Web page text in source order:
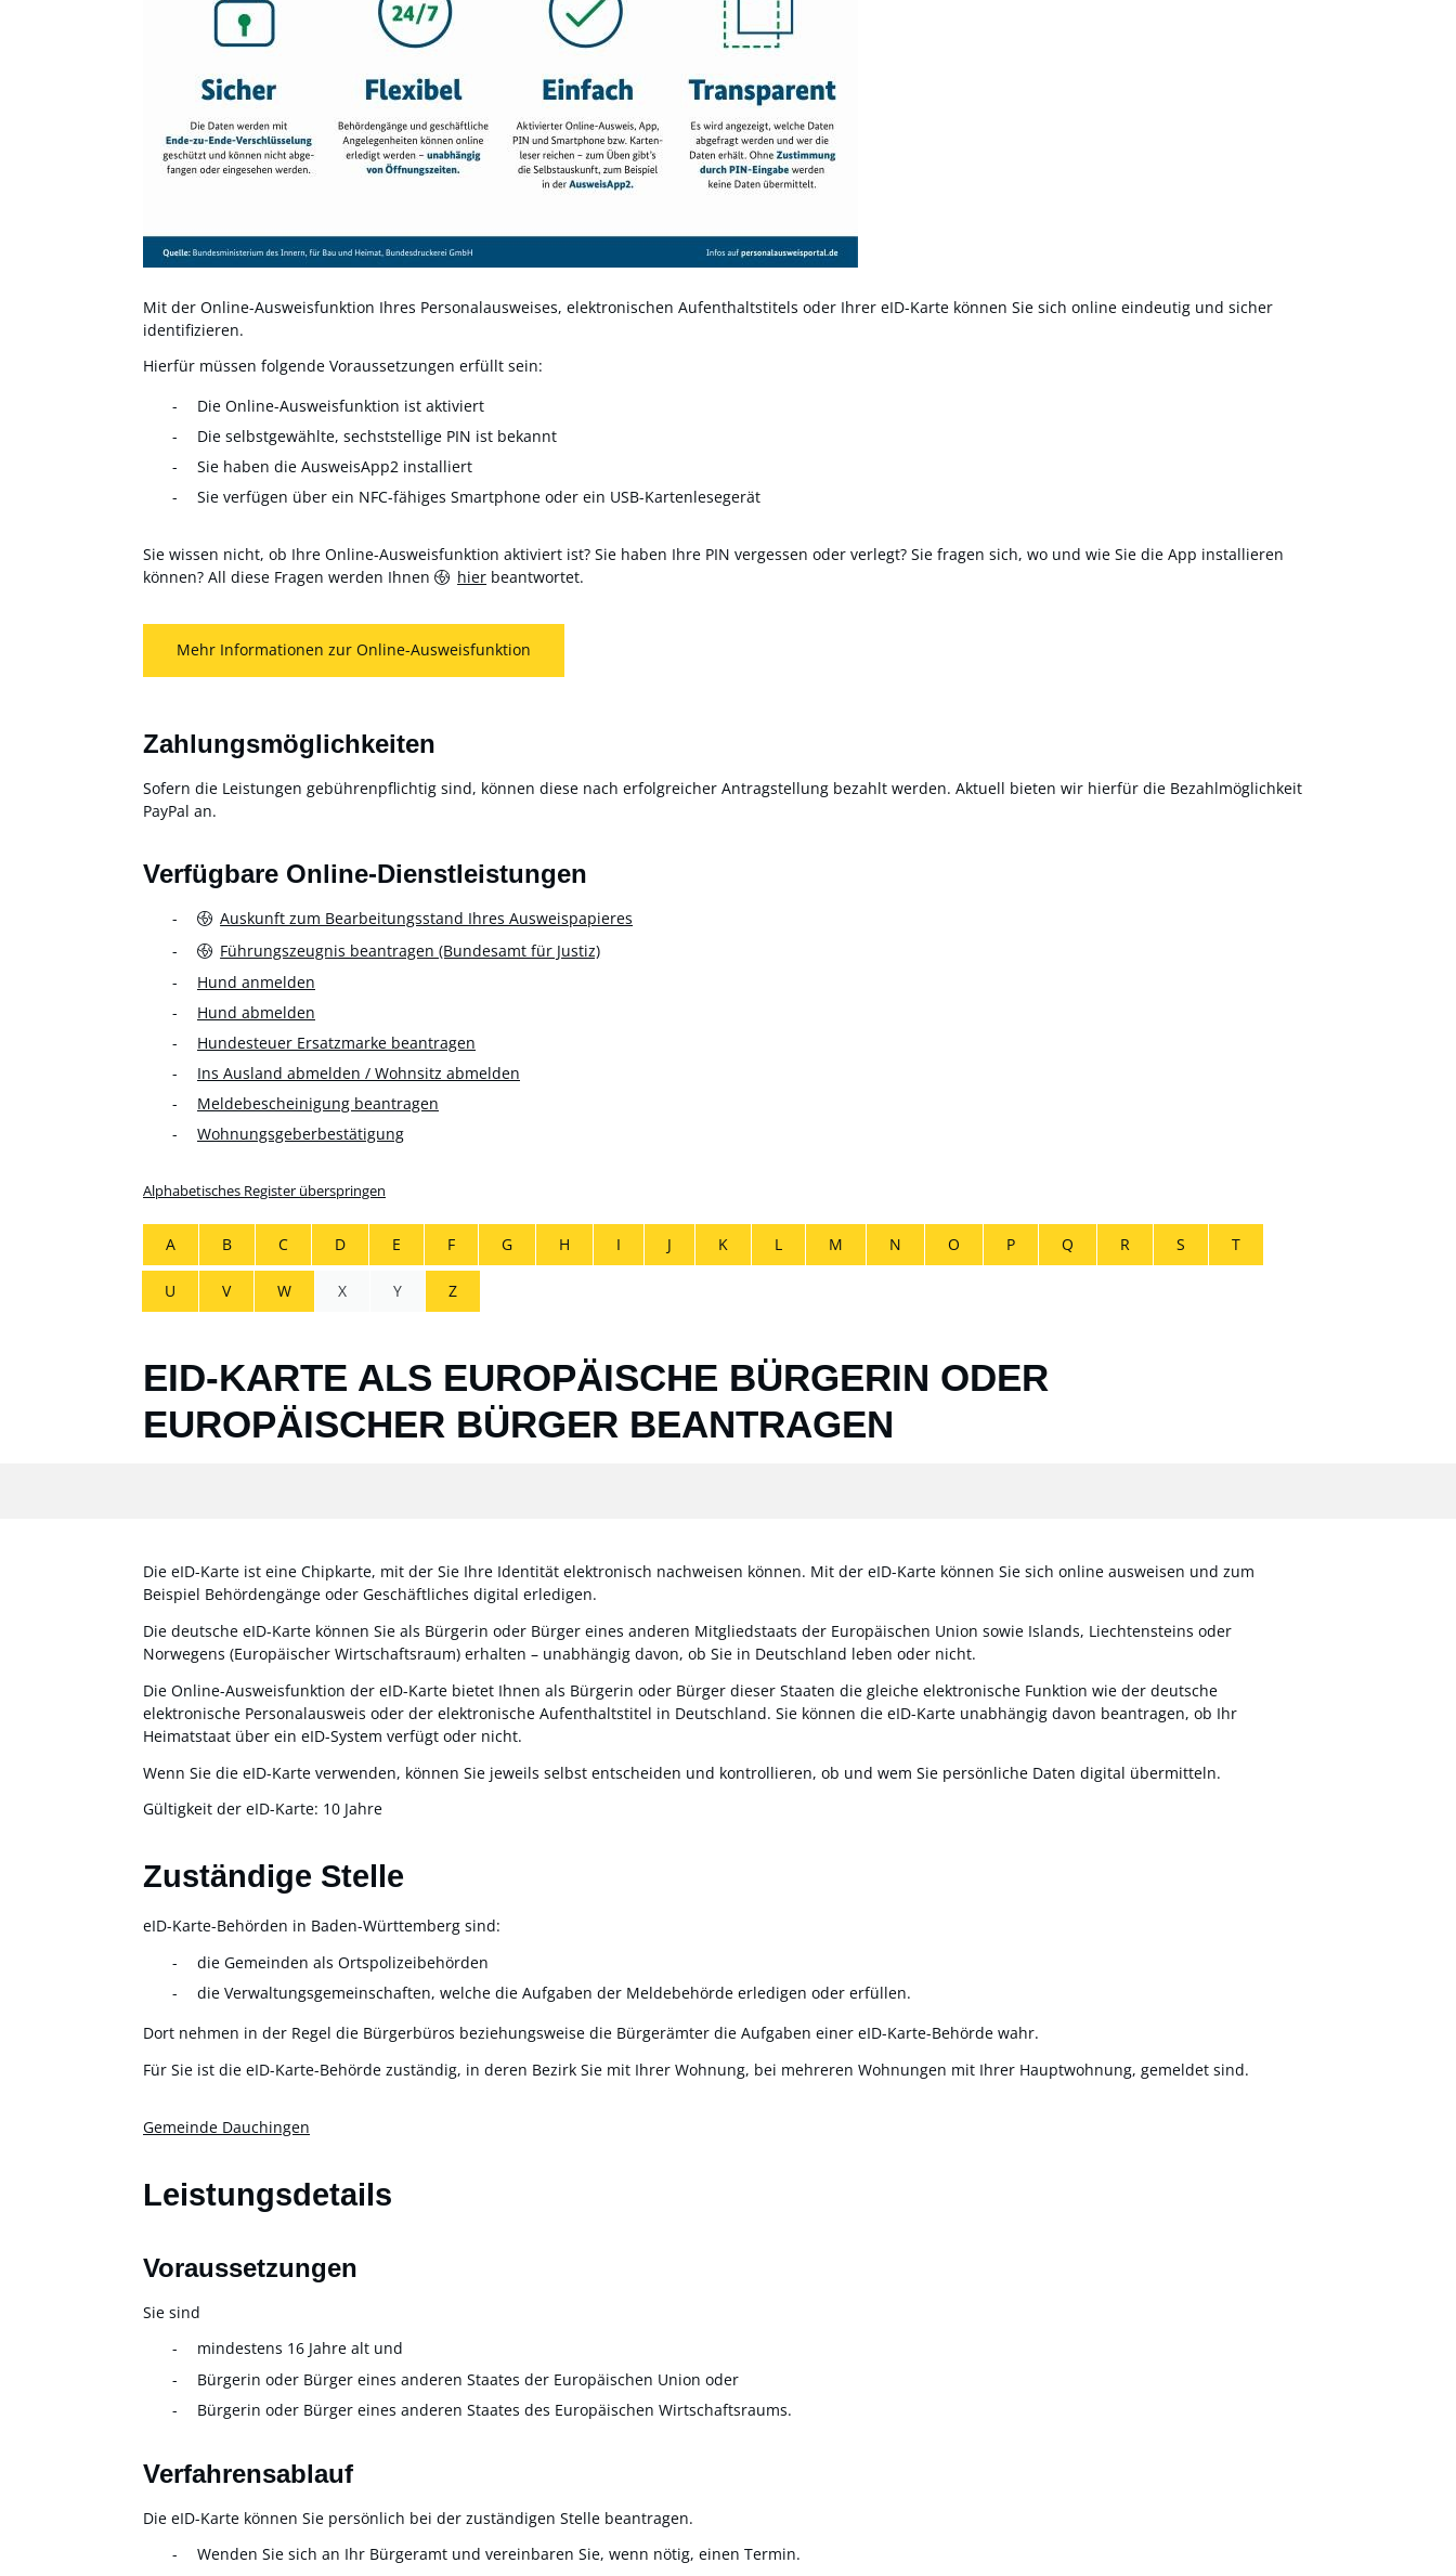
Mit der Online-Ausweisfunktion Ihres Personalausweises, elektronischen Aufenthaltstitels oder Ihrer eID-Karte können Sie sich online eindeutig und sicher
identifizieren.
Hierfür müssen folgende Voraussetzungen erfüllt sein:
Die Online-Ausweisfunktion ist aktiviert
Die selbstgewählte, sechststellige PIN ist bekannt
Sie haben die AusweisApp2 installiert
Sie verfügen über ein NFC-fähiges Smartphone oder ein USB-Kartenlesegerät
Sie wissen nicht, ob Ihre Online-Ausweisfunktion aktiviert ist? Sie haben Ihre PIN vergessen oder verlegt? Sie fragen sich, wo und wie Sie die App installieren
können? All diese Fragen werden Ihnen
hier beantwortet.
Mehr Informationen zur Online-Ausweisfunktion
Zahlungsmöglichkeiten
Sofern die Leistungen gebührenpflichtig sind, können diese nach erfolgreicher Antragstellung bezahlt werden. Aktuell bieten wir hierfür die Bezahlmöglichkeit
PayPal an.
Verfügbare Online-Dienstleistungen
Auskunft zum Bearbeitungsstand Ihres Ausweispapieres
Führungszeugnis beantragen (Bundesamt für Justiz)
Hund anmelden
Hund abmelden
Hundesteuer Ersatzmarke beantragen
Ins Ausland abmelden / Wohnsitz abmelden
Meldebescheinigung beantragen
Wohnungsgeberbestätigung
Alphabetisches Register überspringen
A B C D E F G H I J K L M N O P Q R S T
U V W X Y Z
EID-KARTE ALS EUROPÄISCHE BÜRGERIN ODER
EUROPÄISCHER BÜRGER BEANTRAGEN
Die eID-Karte ist eine Chipkarte, mit der Sie Ihre Identität elektronisch nachweisen können. Mit der eID-Karte können Sie sich online ausweisen und zum
Beispiel Behördengänge oder Geschäftliches digital erledigen.
Die deutsche eID-Karte können Sie als Bürgerin oder Bürger eines anderen Mitgliedstaats der Europäischen Union sowie Islands, Liechtensteins oder
Norwegens (Europäischer Wirtschaftsraum) erhalten – unabhängig davon, ob Sie in Deutschland leben oder nicht.
Die Online-Ausweisfunktion der eID-Karte bietet Ihnen als Bürgerin oder Bürger dieser Staaten die gleiche elektronische Funktion wie der deutsche
elektronische Personalausweis oder der elektronische Aufenthaltstitel in Deutschland. Sie können die eID-Karte unabhängig davon beantragen, ob Ihr
Heimatstaat über ein eID-System verfügt oder nicht.
Wenn Sie die eID-Karte verwenden, können Sie jeweils selbst entscheiden und kontrollieren, ob und wem Sie persönliche Daten digital übermitteln.
Gültigkeit der eID-Karte: 10 Jahre
Zuständige Stelle
eID-Karte-Behörden in Baden-Württemberg sind:
die Gemeinden als Ortspolizeibehörden
die Verwaltungsgemeinschaften, welche die Aufgaben der Meldebehörde erledigen oder erfüllen.
Dort nehmen in der Regel die Bürgerbüros beziehungsweise die Bürgerämter die Aufgaben einer eID-Karte-Behörde wahr.
Für Sie ist die eID-Karte-Behörde zuständig, in deren Bezirk Sie mit Ihrer Wohnung, bei mehreren Wohnungen mit Ihrer Hauptwohnung, gemeldet sind.
Gemeinde Dauchingen
Leistungsdetails
Voraussetzungen
Sie sind
mindestens 16 Jahre alt und
Bürgerin oder Bürger eines anderen Staates der Europäischen Union oder
Bürgerin oder Bürger eines anderen Staates des Europäischen Wirtschaftsraums.
Verfahrensablauf
Die eID-Karte können Sie persönlich bei der zuständigen Stelle beantragen.
Wenden Sie sich an Ihr Bürgeramt und vereinbaren Sie, wenn nötig, einen Termin.